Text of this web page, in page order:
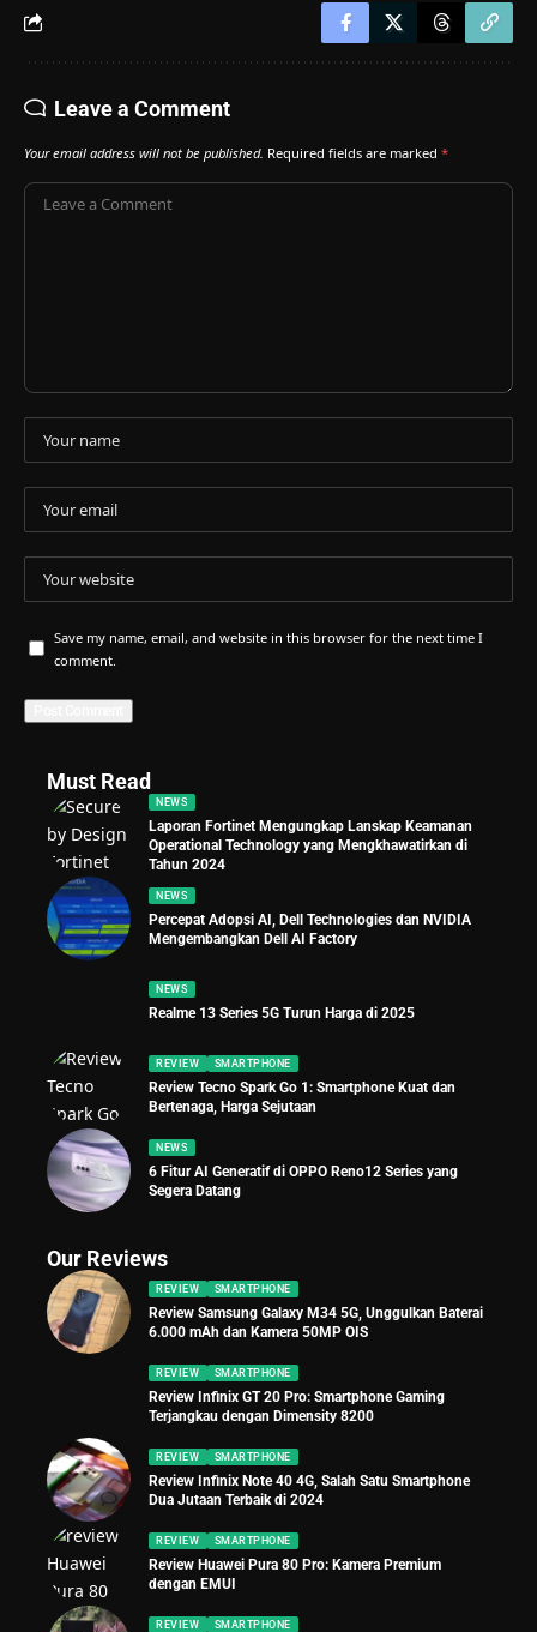
Leave a Comment
Your email address will not be published. Required fields are marked *
Save my name, email, and website in this browser for the next time I
comment.
Must Read
NEWS
Laporan Fortinet Mengungkap Lanskap Keamanan
Operational Technology yang Mengkhawatirkan di
Tahun 2024
NEWS
Percepat Adopsi AI, Dell Technologies dan NVIDIA
Mengembangkan Dell AI Factory
NEWS
Realme 13 Series 5G Turun Harga di 2025
REVIEW SMARTPHONE
Review Tecno Spark Go 1: Smartphone Kuat dan
Bertenaga, Harga Sejutaan
NEWS
6 Fitur AI Generatif di OPPO Reno12 Series yang
Segera Datang
Our Reviews
REVIEW SMARTPHONE
Review Samsung Galaxy M34 5G, Unggulkan Baterai
6.000 mAh dan Kamera 50MP OIS
REVIEW SMARTPHONE
Review Infinix GT 20 Pro: Smartphone Gaming
Terjangkau dengan Dimensity 8200
REVIEW SMARTPHONE
Review Infinix Note 40 4G, Salah Satu Smartphone
Dua Jutaan Terbaik di 2024
REVIEW SMARTPHONE
Review Huawei Pura 80 Pro: Kamera Premium
dengan EMUI
REVIEW SMARTPHONE